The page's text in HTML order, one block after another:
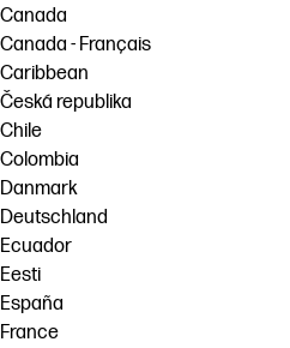
Canada
Canada - Français
Caribbean
Česká republika
Chile
Colombia
Danmark
Deutschland
Ecuador
Eesti
España
France